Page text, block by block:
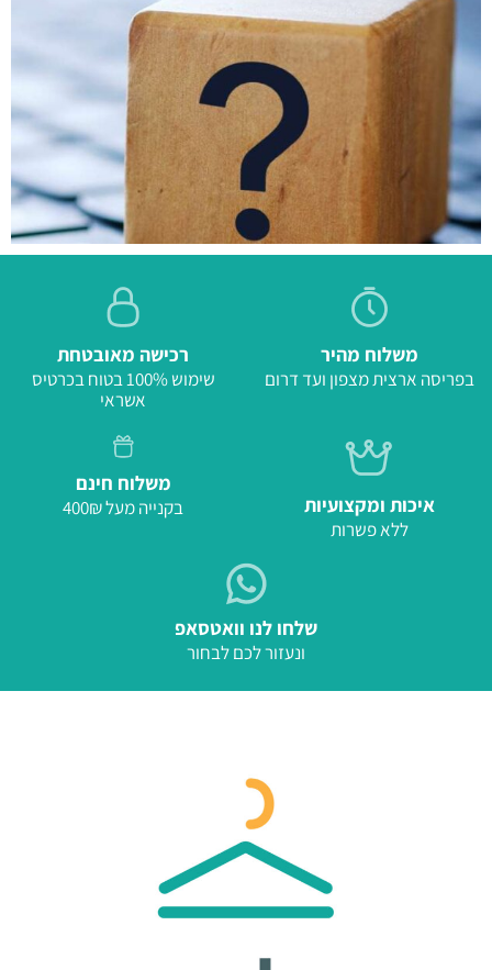
משלוח מהיר
בפריסה ארצית מצפון ועד דרום
רכישה מאובטחת
שימוש 100% בטוח בכרטיס
אשראי
איכות ומקצועיות
ללא פשרות
משלוח חינם
בקנייה מעל 400₪
שלחו לנו וואטסאפ
ונעזור לכם לבחור